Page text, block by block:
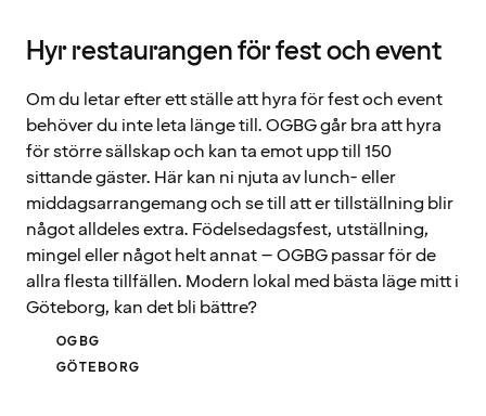
Hyr restaurangen för fest och event
Om du letar efter ett ställe att hyra för fest och event
behöver du inte leta länge till. OGBG går bra att hyra
för större sällskap och kan ta emot upp till 150
sittande gäster. Här kan ni njuta av lunch- eller
middagsarrangemang och se till att er tillställning blir
något alldeles extra. Födelsedagsfest, utställning,
mingel eller något helt annat – OGBG passar för de
allra flesta tillfällen. Modern lokal med bästa läge mitt i
Göteborg, kan det bli bättre?
OGBG
GÖTEBORG